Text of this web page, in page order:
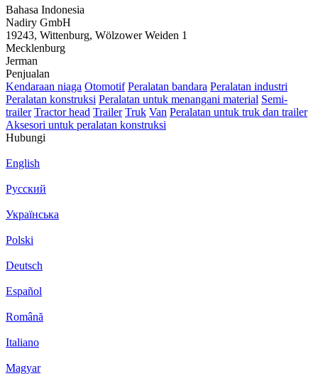
Bahasa Indonesia
Nadiry GmbH
19243, Wittenburg, Wölzower Weiden 1
Mecklenburg
Jerman
Penjualan
Kendaraan niaga Otomotif Peralatan bandara Peralatan industri
Peralatan konstruksi Peralatan untuk menangani material Semi-
trailer Tractor head Trailer Truk Van Peralatan untuk truk dan trailer
Aksesori untuk peralatan konstruksi
Hubungi
English
Русский
Українська
Polski
Deutsch
Español
Română
Italiano
Magyar